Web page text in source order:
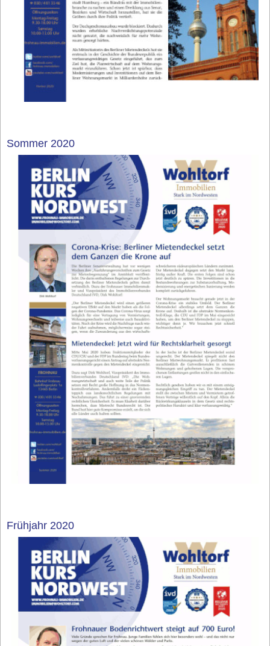
Sommer 2020
Frühjahr 2020